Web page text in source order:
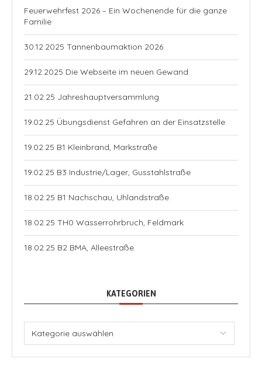
Feuerwehrfest 2026 – Ein Wochenende für die ganze
Familie
30.12.2025 Tannenbaumaktion 2026
29.12.2025 Die Webseite im neuen Gewand
21.02.25 Jahreshauptversammlung
19.02.25 Übungsdienst Gefahren an der Einsatzstelle
19.02.25 B1 Kleinbrand, Markstraße
19.02.25 B3 Industrie/Lager, Gusstahlstraße
18.02.25 B1 Nachschau, Uhlandstraße
18.02.25 TH0 Wasserrohrbruch, Feldmark
18.02.25 B2 BMA, Alleestraße
KATEGORIEN